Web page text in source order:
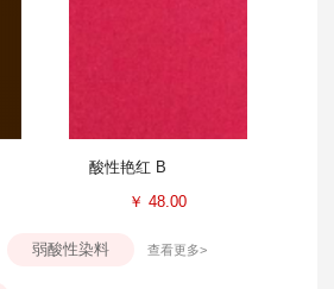
酸性艳红 B
￥ 48.00
弱酸性染料 查看更多>